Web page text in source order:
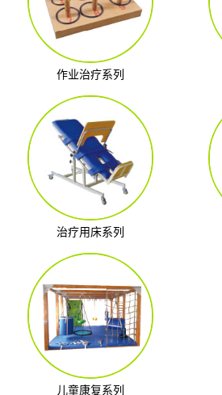
作业治疗系列
治疗用床系列
儿童康复系列